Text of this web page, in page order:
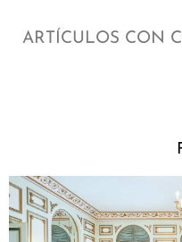
ARTÍCULOS CON